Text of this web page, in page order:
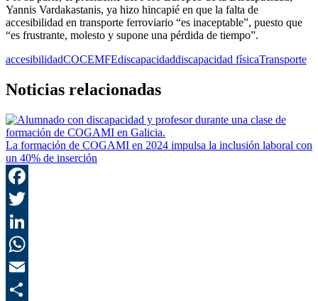
Yannis Vardakastanis, ya hizo hincapié en que la falta de
accesibilidad en transporte ferroviario “es inaceptable”, puesto que
“es frustrante, molesto y supone una pérdida de tiempo”.
accesibilidadCOCEMFEdiscapacidaddiscapacidad físicaTransporte
Noticias relacionadas
La formación de COGAMI en 2024 impulsa la inclusión laboral con
un 40% de inserción